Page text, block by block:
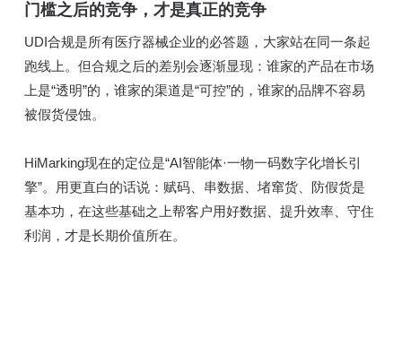
门槛之后的竞争，才是真正的竞争
UDI合规是所有医疗器械企业的必答题，大家站在同一条起
跑线上。但合规之后的差别会逐渐显现：谁家的产品在市场
上是“透明”的，谁家的渠道是“可控”的，谁家的品牌不容易
被假货侵蚀。
HiMarking现在的定位是“AI智能体·一物一码数字化增长引
擎”。用更直白的话说：赋码、串数据、堵窜货、防假货是
基本功，在这些基础之上帮客户用好数据、提升效率、守住
利润，才是长期价值所在。